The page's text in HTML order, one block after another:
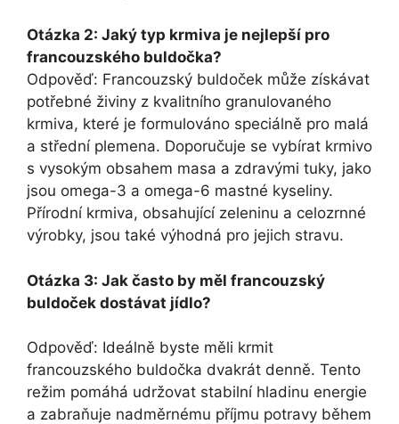
Otázka ⁢2: Jaký ⁤typ krmiva je⁣ nejlepší pro⁢
francouzského buldočka?
Odpověď: Francouzský buldoček může získávat
potřebné živiny z kvalitního granulovaného
⁤krmiva, které je formulováno speciálně pro malá
a ​střední ⁣plemena. Doporučuje se vybírat krmivo
s⁤ vysokým obsahem ​masa a ⁢zdravými tuky, jako
jsou ⁤omega-3 a⁣ omega-6 mastné kyseliny.
Přírodní krmiva, obsahující⁣ zeleninu a celozrnné
výrobky, jsou také výhodná pro ⁣jejich stravu.
Otázka 3: Jak často by měl francouzský
buldoček dostávat jídlo?
Odpověď: Ideálně⁣ byste ​měli ‌krmit
francouzského buldočka dvakrát denně. ​Tento
režim pomáhá udržovat stabilní hladinu energie
a ‌zabraňuje nadměrnému příjmu potravy během